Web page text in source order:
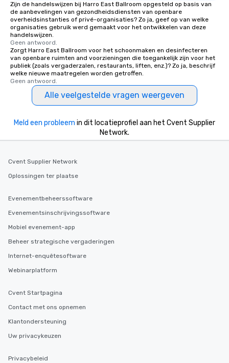
Zijn de handelswijzen bij Harro East Ballroom opgesteld op basis van
de aanbevelingen van gezondheidsdiensten van openbare
overheidsinstanties of privé-organisaties? Zo ja, geef op van welke
organisaties gebruik werd gemaakt voor het ontwikkelen van deze
handelswijzen.
Geen antwoord.
Zorgt Harro East Ballroom voor het schoonmaken en desinfecteren
van openbare ruimten and voorzieningen die toegankelijk zijn voor het
publiek (zoals vergaderzalen, restaurants, liften, enz.)? Zo ja, beschrijf
welke nieuwe maatregelen worden getroffen.
Geen antwoord.
Alle veelgestelde vragen weergeven
Meld een probleem in dit locatieprofiel aan het Cvent Supplier
Network.
Cvent Supplier Network
Oplossingen ter plaatse
Evenementbeheerssoftware
Evenementsinschrijvingssoftware
Mobiel evenement-app
Beheer strategische vergaderingen
Internet-enquêtesoftware
Webinarplatform
Cvent Startpagina
Contact met ons opnemen
Klantondersteuning
Uw privacykeuzen
Privacybeleid